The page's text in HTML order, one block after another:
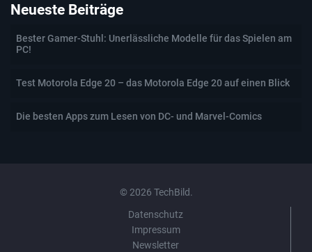
Neueste Beiträge
Bester Gamer-Stuhl: Unerlässliche Modelle für das Spielen am
PC!
Test Motorola Edge 20 – das Motorola Edge 20 auf einen Blick
Die besten Apps zum Lesen von DC- und Marvel-Comics
© 2026 TechBild.
Datenschutz
Impressum
Newsletter